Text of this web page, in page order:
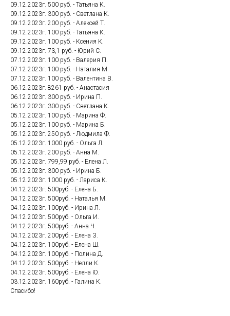
09.12.2023г. 500 руб. - Татьяна К.
09.12.2023г. 300 руб. - Светлана К.
09.12.2023г. 200 руб. - Алексей Т.
09.12.2023г. 100 руб. - Татьяна К.
09.12.2023г. 100 руб. - Ксения К.
09.12.2023г. 73,1 руб. - Юрий С.
07.12.2023г. 100 руб. - Валерия П.
07.12.2023г. 100 руб. - Наталия М.
07.12.2023г. 100 руб. - Валентина В.
06.12.2023г. 8261 руб. - Анастасия
06.12.2023г. 300 руб. - Ирина П.
06.12.2023г. 300 руб. - Светлана К.
05.12.2023г. 100 руб. - Марина Ф.
05.12.2023г. 100 руб. - Марина Б.
05.12.2023г. 250 руб. - Людмила Ф.
05.12.2023г. 1000 руб. - Ольга Л.
05.12.2023г. 200 руб. - Анна М.
05.12.2023г. 799,99 руб. - Елена Л.
05.12.2023г. 300 руб. - Ирина Б.
05.12.2023г. 1000 руб. - Лариса К.
04.12.2023г. 500руб. - Елена Б.
04.12.2023г. 500руб. - Наталья М.
04.12.2023г. 100руб. - Ирина Л.
04.12.2023г. 500руб. - Ольга И.
04.12.2023г. 500руб. - Анна Ч.
04.12.2023г. 200руб. - Елена З.
04.12.2023г. 100руб. - Елена Ш.
04.12.2023г. 100руб. - Полина Д.
04.12.2023г. 500руб. - Нелли К.
04.12.2023г. 500руб. - Елена Ю.
03.12.2023г. 160руб. - Галина К.
Спасибо!